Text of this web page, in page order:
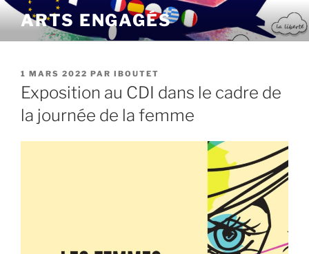
Aller
contenu
ARTS ENGAGÉS
PUBLIÉ
LE
1 MARS 2022 PAR IBOUTET
Exposition au CDI dans le cadre de
la journée de la femme